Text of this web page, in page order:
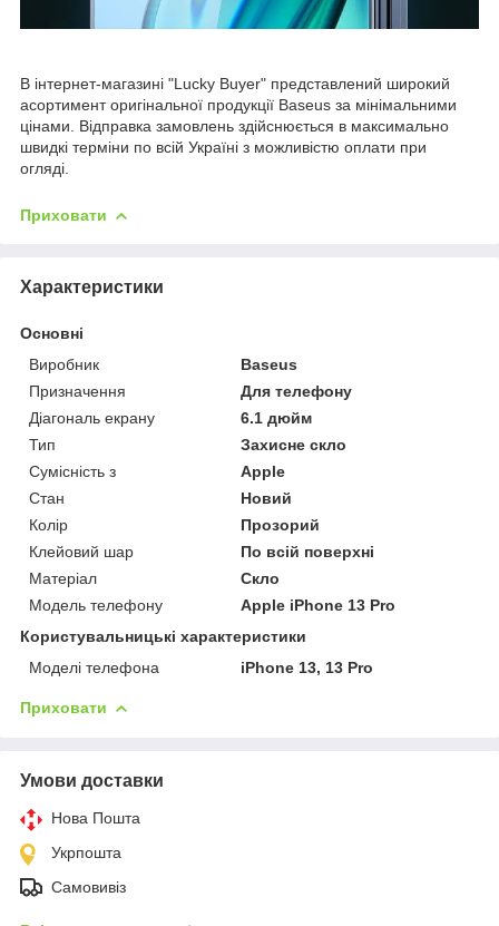
В інтернет-магазині "Lucky Buyer" представлений широкий
асортимент оригінальної продукції Baseus за мінімальними
цінами. Відправка замовлень здійснюється в максимально
швидкі терміни по всій Україні з можливістю оплати при
огляді.
Приховати
Характеристики
Основні
Виробник
Baseus
Призначення
Для телефону
Діагональ екрану
6.1 дюйм
Тип
Захисне скло
Сумісність з
Apple
Стан
Новий
Колір
Прозорий
Клейовий шар
По всій поверхні
Матеріал
Скло
Модель телефону
Apple iPhone 13 Pro
Користувальницькі характеристики
Моделі телефона
iPhone 13, 13 Pro
Приховати
Умови доставки
Нова Пошта
Укрпошта
Самовивіз